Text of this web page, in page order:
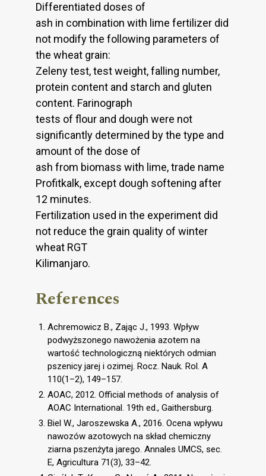
Differentiated doses of
ash in combination with lime fertilizer did
not modify the following parameters of
the wheat grain:
Zeleny test, test weight, falling number,
protein content and starch and gluten
content. Farinograph
tests of flour and dough were not
significantly determined by the type and
amount of the dose of
ash from biomass with lime, trade name
Profitkalk, except dough softening after
12 minutes.
Fertilization used in the experiment did
not reduce the grain quality of winter
wheat RGT
Kilimanjaro.
References
Achremowicz B., Zając J., 1993. Wpływ
podwyższonego nawożenia azotem na
wartość technologiczną niektórych odmian
pszenicy jarej i ozimej. Rocz. Nauk. Rol. A
110(1–2), 149–157.
AOAC, 2012. Official methods of analysis of
AOAC International. 19th ed., Gaithersburg.
Biel W., Jaroszewska A., 2016. Ocena wpływu
nawozów azotowych na skład chemiczny
ziarna pszenżyta jarego. Annales UMCS, sec.
E, Agricultura 71(3), 33–42.